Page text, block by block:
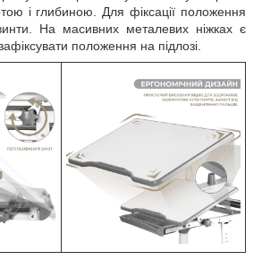
і глибиною. Для фіксації положення
На масивних металевих ніжках є
положення на підлозі.